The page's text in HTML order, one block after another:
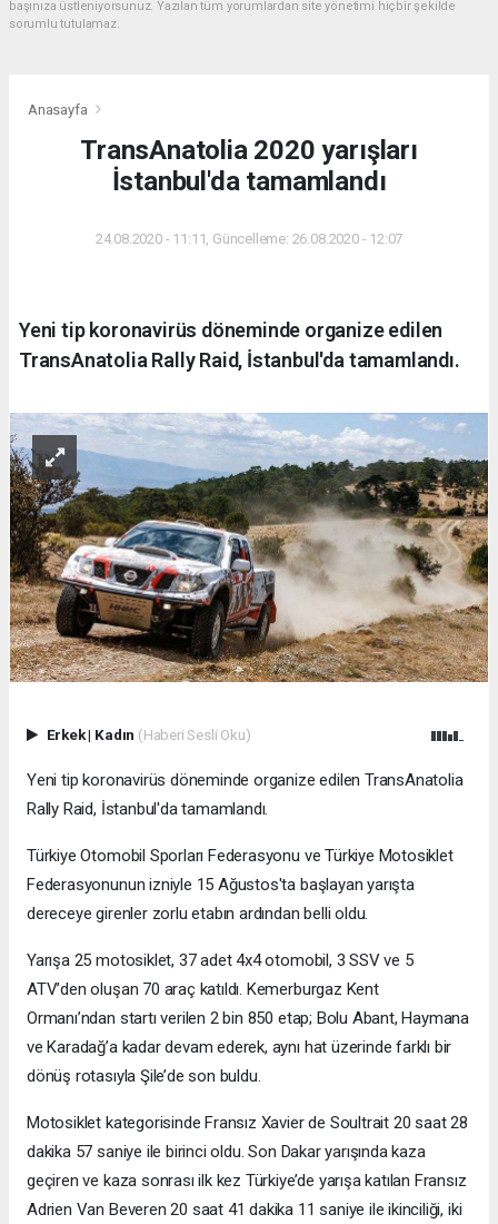
başınıza üstleniyorsunuz. Yazılan tüm yorumlardan site yönetimi hiçbir şekilde
sorumlu tutulamaz.
Anasayfa
TransAnatolia 2020 yarışları
İstanbul'da tamamlandı
24.08.2020 - 11:11, Güncelleme: 26.08.2020 - 12:07
Yeni tip koronavirüs döneminde organize edilen
TransAnatolia Rally Raid, İstanbul'da tamamlandı.
Erkek| Kadın (Haberi Sesli Oku)
Yeni tip koronavirüs döneminde organize edilen TransAnatolia
Rally Raid, İstanbul'da tamamlandı.
Türkiye Otomobil Sporları Federasyonu ve Türkiye Motosiklet
Federasyonunun izniyle 15 Ağustos'ta başlayan yarışta
dereceye girenler zorlu etabın ardından belli oldu.
Yarışa 25 motosiklet, 37 adet 4x4 otomobil, 3 SSV ve 5
ATV’den oluşan 70 araç katıldı. Kemerburgaz Kent
Ormanı’ndan startı verilen 2 bin 850 etap; Bolu Abant, Haymana
ve Karadağ’a kadar devam ederek, aynı hat üzerinde farklı bir
dönüş rotasıyla Şile’de son buldu.
Motosiklet kategorisinde Fransız Xavier de Soultrait 20 saat 28
dakika 57 saniye ile birinci oldu. Son Dakar yarışında kaza
geçiren ve kaza sonrası ilk kez Türkiye’de yarışa katılan Fransız
Adrien Van Beveren 20 saat 41 dakika 11 saniye ile ikinciliği, iki